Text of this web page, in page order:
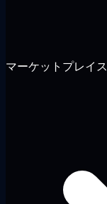
マーケットプレイス